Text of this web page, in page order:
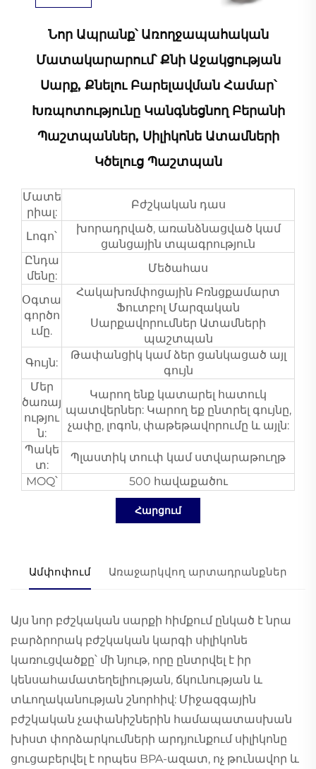
Նոր Ապրանք՝ Առողջապահական
Մատակարարում՝ Քնի Աջակցության
Սարք, Քնելու Բարելավման Համար՝
Խռպոտությունը Կանգնեցնող Բերանի
Պաշտպաններ, Սիլիկոնե Ատամների
Կծելուց Պաշտպան
Մատե
րիալ:
Բժշկական դաս
Լոգո՝
խորադրված, առանձնացված կամ
ցանցային տպագրություն
Ընդա
մենը:
Մեծահաս
Օգտա
գործո
ւմը.
Հակախռմփոցային Բռնցքամարտ
Ֆուտբոլ Մարզական
Սարքավորումներ Ատամների
պաշտպան
Գույն:
Թափանցիկ կամ ձեր ցանկացած այլ
գույն
Մեր
ծառայ
ությու
ն:
Կարող ենք կատարել հատուկ
պատվերներ: Կարող եք ընտրել գույնը,
չափը, լոգոն, փաթեթավորումը և այլն:
Պակե
տ:
Պլաստիկ տուփ կամ ստվարաթուղթ
MOQ՝
500 հավաքածու
Հարցում
Ամփոփում Առաջարկվող արտադրանքներ
Այս նոր բժշկական սարքի հիմքում ընկած է նրա
բարձրորակ բժշկական կարգի սիլիկոնե
կառուցվածքը՝ մի նյութ, որը ընտրվել է իր
կենսահամատեղելիության, ճկունության և
տևողականության շնորհիվ: Միջազգային
բժշկական չափանիշներին համապատասխան
խիստ փորձարկումների արդյունքում սիլիկոնը
ցուցաբերվել է որպես BPA-ազատ, ոչ թունավոր և